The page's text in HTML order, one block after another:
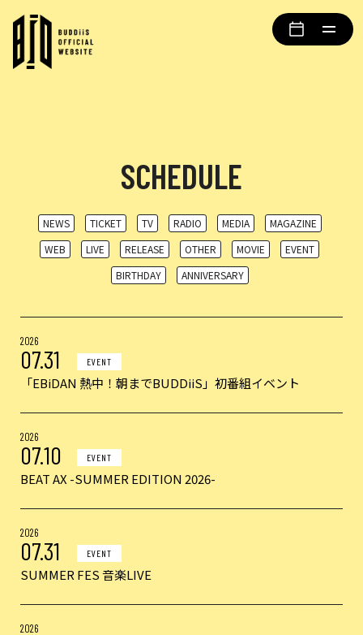
SCHEDULE
NEWS TICKET TV RADIO MEDIA
MAGAZINE
WEB
LIVE RELEASE OTHER MOVIE
EVENT
BIRTHDAY
ANNIVERSARY
2026
07.31 EVENT
「EBiDAN 熱中！朝までBUDDiiS」初番組イベント
2026
07.10 EVENT
BEAT AX -SUMMER EDITION 2026-
2026
07.31 EVENT
SUMMER FES 音楽LIVE
2026